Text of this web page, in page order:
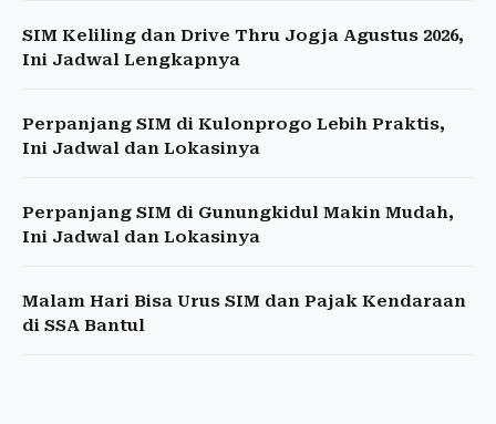
SIM Keliling dan Drive Thru Jogja Agustus 2026,
Ini Jadwal Lengkapnya
Perpanjang SIM di Kulonprogo Lebih Praktis,
Ini Jadwal dan Lokasinya
Perpanjang SIM di Gunungkidul Makin Mudah,
Ini Jadwal dan Lokasinya
Malam Hari Bisa Urus SIM dan Pajak Kendaraan
di SSA Bantul